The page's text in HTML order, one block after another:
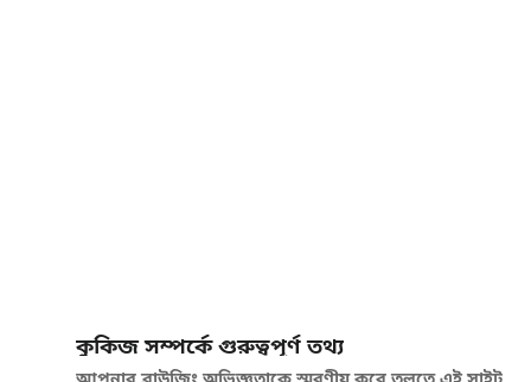
কুকিজ সম্পর্কে গুরুত্বপূর্ণ তথ্য